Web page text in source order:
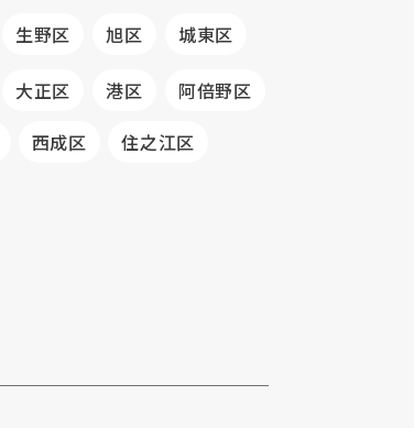
生野区 旭区 城東区
大正区 港区
阿倍野区
西成区
住之江区